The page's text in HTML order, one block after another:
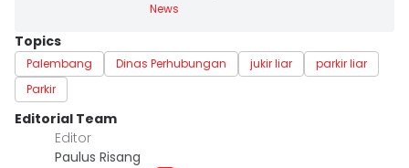
News
Topics
Palembang Dinas Perhubungan jukir liar
parkir liar
Parkir
Editorial Team
Editor
Paulus Risang